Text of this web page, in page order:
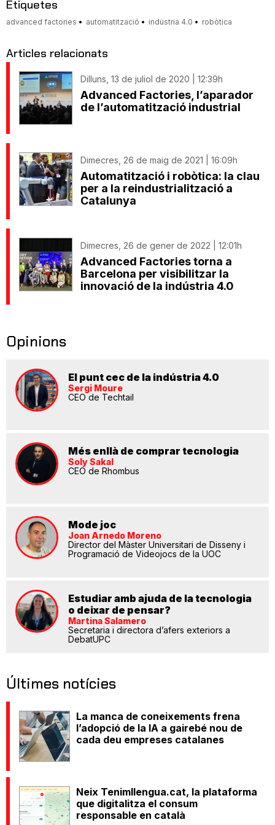
Etiquetes
advanced factories automatització indústria 4.0 robòtica
Articles relacionats
Dilluns, 13 de juliol de 2020 | 12:39h
Advanced Factories, l’aparador
de l’automatització industrial
Dimecres, 26 de maig de 2021 | 16:09h
Automatització i robòtica: la clau
per a la reindustrialització a
Catalunya
Dimecres, 26 de gener de 2022 | 12:01h
Advanced Factories torna a
Barcelona per visibilitzar la
innovació de la indústria 4.0
Opinions
El punt cec de la indústria 4.0
Sergi Moure
CEO de Techtail
Més enllà de comprar tecnologia
Soly Sakal
CEO de Rhombus
Mode joc
Joan Arnedo Moreno
Director del Màster Universitari de Disseny i
Programació de Videojocs de la UOC
Estudiar amb ajuda de la tecnologia
o deixar de pensar?
Martina Salamero
Secretaria i directora d’afers exteriors a
DebatUPC
Últimes notícies
La manca de coneixements frena
l’adopció de la IA a gairebé nou de
cada deu empreses catalanes
Neix Tenimllengua.cat, la plataforma
que digitalitza el consum
responsable en català